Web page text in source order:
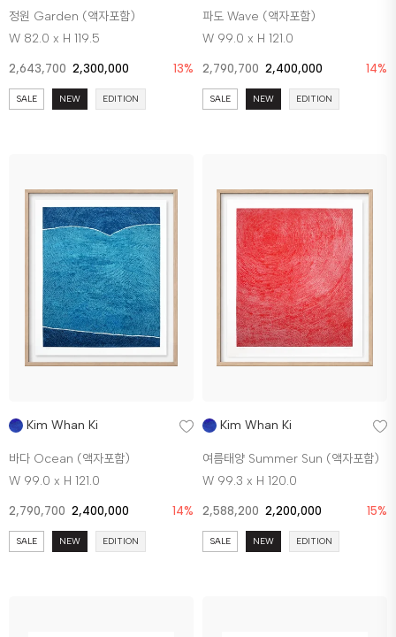
정원 Garden (액자포함)
W 82.0 x H 119.5
2,643,700 2,300,000 13%
SALE NEW EDITION
파도 Wave (액자포함)
W 99.0 x H 121.0
2,790,700 2,400,000 14%
SALE NEW EDITION
Kim Whan Ki
바다 Ocean (액자포함)
W 99.0 x H 121.0
2,790,700 2,400,000 14%
SALE NEW EDITION
Kim Whan Ki
여름태양 Summer Sun (액자포함)
W 99.3 x H 120.0
2,588,200 2,200,000 15%
SALE NEW EDITION